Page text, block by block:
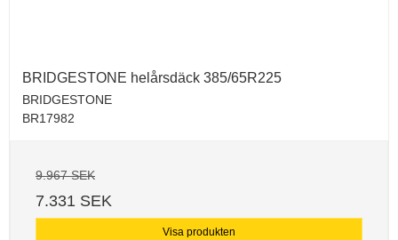
BRIDGESTONE helårsdäck 385/65R225
BRIDGESTONE
BR17982
9.967 SEK
7.331 SEK
Visa produkten